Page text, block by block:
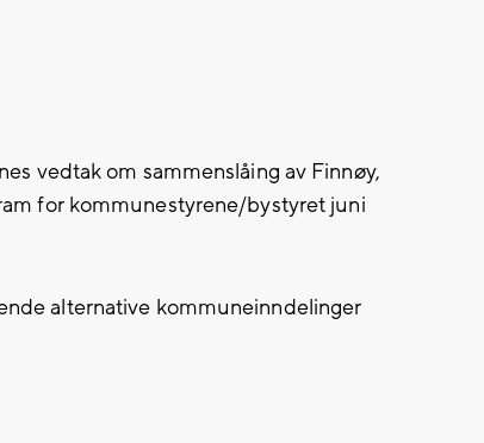
vedtak om sammenslåing av Finnøy,
for kommunestyrene/bystyret juni
alternative kommuneinndelinger